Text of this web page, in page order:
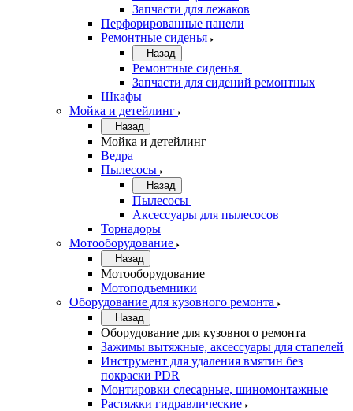
Запчасти для лежаков
Перфорированные панели
Ремонтные сиденья
Назад
Ремонтные сиденья
Запчасти для сидений ремонтных
Шкафы
Мойка и детейлинг
Назад
Мойка и детейлинг
Ведра
Пылесосы
Назад
Пылесосы
Аксессуары для пылесосов
Торнадоры
Мотооборудование
Назад
Мотооборудование
Мотоподъемники
Оборудование для кузовного ремонта
Назад
Оборудование для кузовного ремонта
Зажимы вытяжные, аксессуары для стапелей
Инструмент для удаления вмятин без
покраски PDR
Монтировки слесарные, шиномонтажные
Растяжки гидравлические